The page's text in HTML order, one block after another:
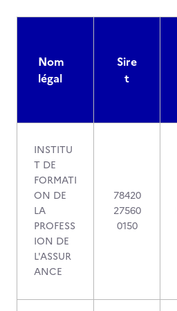
Nom
légal
Sire
t
INSTITU
T DE
FORMATI
ON DE
LA
PROFESS
ION DE
L'ASSUR
ANCE
78420
27560
0150